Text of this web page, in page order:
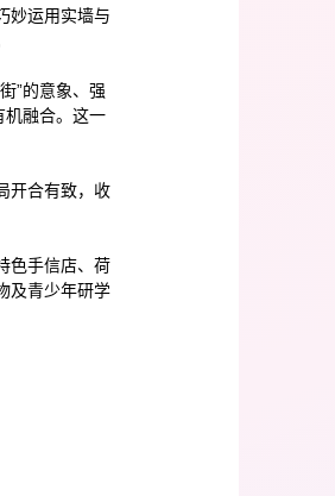
妙运用实墙与
”的意象、强
机融合。这一
开合有致，收
色手信店、荷
及青少年研学